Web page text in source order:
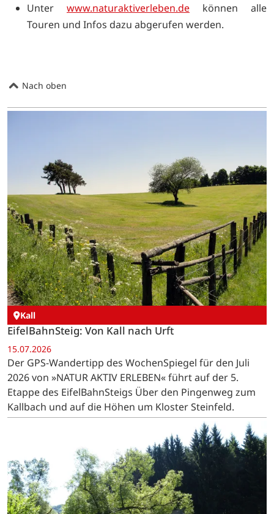
Unter www.naturaktiverleben.de können alle
Touren und Infos dazu abgerufen werden.
Nach oben
Kall
EifelBahnSteig: Von Kall nach Urft
15.07.2026
Der GPS-Wandertipp des WochenSpiegel für den Juli
2026 von »NATUR AKTIV ERLEBEN« führt auf der 5.
Etappe des EifelBahnSteigs Über den Pingenweg zum
Kallbach und auf die Höhen um Kloster Steinfeld.